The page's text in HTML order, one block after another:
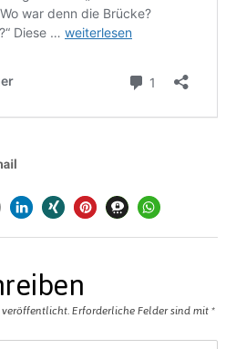
veröffentlicht.Erforderliche Felder sind mit *